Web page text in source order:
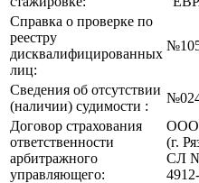
Справка о проверке по
реестру
дисквалифицированных
лиц:
№105
Сведения об отсутствии
(наличии) судимости :
Договор страхования
ответственности
арбитражного
управляющего:
ООО
(г.
СЛ